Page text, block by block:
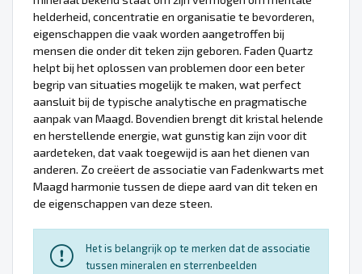
helderheid, concentratie en organisatie te bevorderen,
eigenschappen die vaak worden aangetroffen bij
mensen die onder dit teken zijn geboren. Faden Quartz
helpt bij het oplossen van problemen door een beter
begrip van situaties mogelijk te maken, wat perfect
aansluit bij de typische analytische en pragmatische
aanpak van Maagd. Bovendien brengt dit kristal helende
en herstellende energie, wat gunstig kan zijn voor dit
aardeteken, dat vaak toegewijd is aan het dienen van
anderen. Zo creëert de associatie van Fadenkwarts met
Maagd harmonie tussen de diepe aard van dit teken en
de eigenschappen van deze steen.
Het is belangrijk op te merken dat de associatie
tussen mineralen en sterrenbeelden